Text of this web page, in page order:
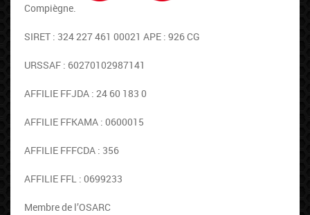
Compiègne.
SIRET : 324 227 461 00021 APE : 926 CG
URSSAF : 60270102987141
AFFILIE FFJDA : 24 60 183 0
AFFILIE FFKAMA : 0600015
AFFILIE FFFCDA : 356
AFFILIE FFL : 0699233
Membre de l’OSARC